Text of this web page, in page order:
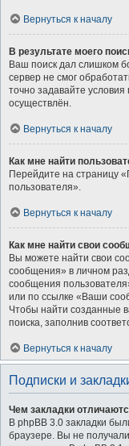
Вернуться к началу
В результате моего
Ваш поиск дал слишком
сервер не смог
точно задавайте
осуществлён.
Вернуться к началу
Как мне найти
Перейдите на страницу
пользователя».
Вернуться к началу
Как мне найти свои
Вы можете найти свои
сообщения» в личном
сообщения
или по ссылке «Ваши
Чтобы найти созданные
поиска, заполнив
Вернуться к началу
Подписки и
Чем закладки
В phpBB 3.0 закладки
браузере. Вы не